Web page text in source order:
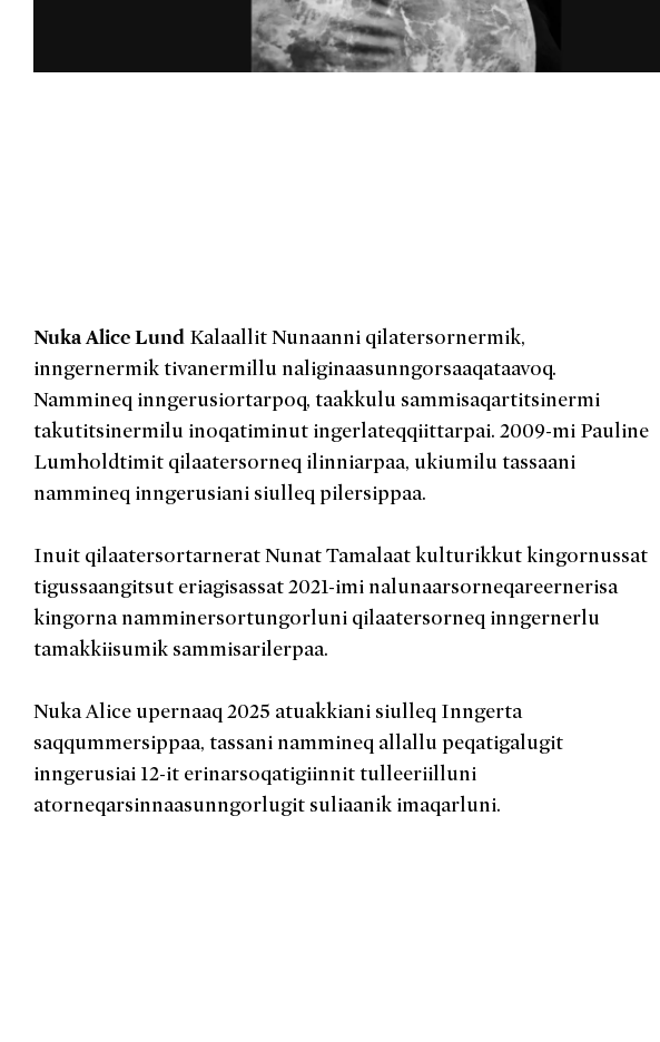
Nuka Alice Lund Kalaallit Nunaanni qilatersornermik,
inngernermik tivanermillu naliginaasunngorsaaqataavoq.
Nammineq inngerusiortarpoq, taakkulu sammisaqartitsinermi
takutitsinermilu inoqatiminut ingerlateqqiittarpai. 2009-mi Pauline
Lumholdtimit qilaatersorneq ilinniarpaa, ukiumilu tassaani
nammineq inngerusiani siulleq pilersippaa.
Inuit qilaatersortarnerat Nunat Tamalaat kulturikkut kingornussat
tigussaangitsut eriagisassat 2021-imi nalunaarsorneqareernerisa
kingorna namminersortungorluni qilaatersorneq inngernerlu
tamakkiisumik sammisarilerpaa.
Nuka Alice upernaaq 2025 atuakkiani siulleq Inngerta
saqqummersippaa, tassani nammineq allallu peqatigalugit
inngerusiai 12-it erinarsoqatigiinnit tulleeriilluni
atorneqarsinnaasunngorlugit suliaanik imaqarluni.